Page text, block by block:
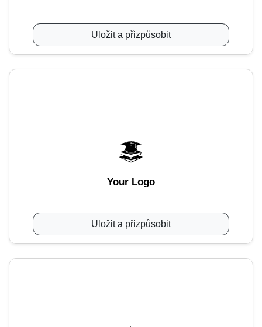
Uložit a přizpůsobit
Your Logo
Uložit a přizpůsobit